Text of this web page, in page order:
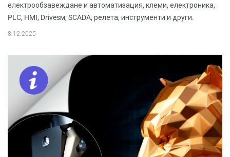
електрообзавеждане и автоматизация, клеми, електроника,
PLC, HMI, Drivesм, SCADA, релета, инструменти и други.
8.12.2025